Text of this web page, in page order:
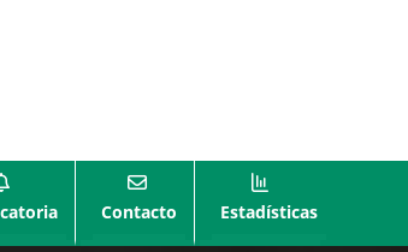
Contacto Estadísticas